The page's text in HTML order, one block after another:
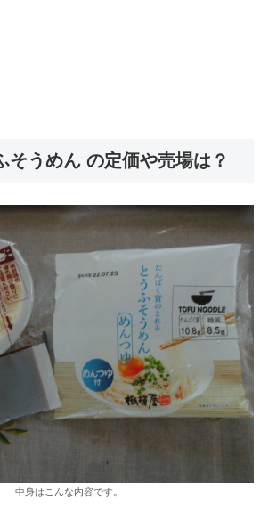
そうめん の定価や売場は？
中身はこんな内容です。